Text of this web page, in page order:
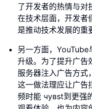
了开发者的热情与对
在技术层面，开发者
是推动技术发展的重
另一方面，
升级。为了提升广告
服务器注入广告方式
这一做法理应让广告
频时能 чувst到更强